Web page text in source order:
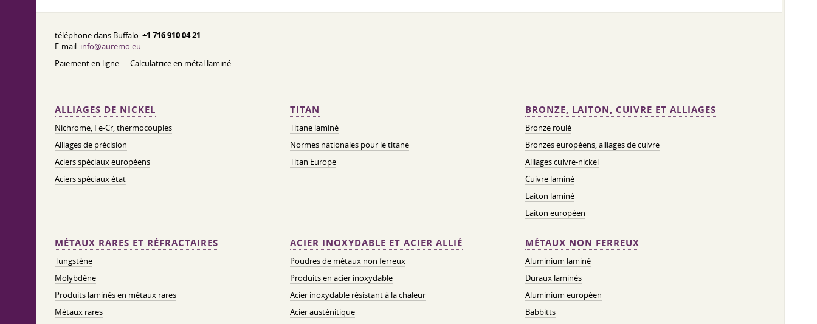
téléphone dans Buffalo:+1 716 910 04 21
E-mail: info@auremo.eu
Paiement en ligne
Calculatrice en métal laminé
ALLIAGES DE NICKEL
Nichrome, Fe-Cr, thermocouples
Alliages de précision
Aciers spéciaux européens
Aciers spéciaux état
TITAN
Titane laminé
Normes nationales pour le titane
Titan Europe
BRONZE, LAITON, CUIVRE ET ALLIAGES
Bronze roulé
Bronzes européens, alliages de cuivre
Alliages cuivre-nickel
Cuivre laminé
Laiton laminé
Laiton européen
MÉTAUX RARES ET RÉFRACTAIRES
Tungstène
Molybdène
Produits laminés en métaux rares
Métaux rares
ACIER INOXYDABLE ET ACIER ALLIÉ
Poudres de métaux non ferreux
Produits en acier inoxydable
Acier inoxydable résistant à la chaleur
Acier austénitique
MÉTAUX NON FERREUX
Aluminium laminé
Duraux laminés
Aluminium européen
Babbitts